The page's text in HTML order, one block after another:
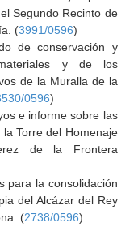
Segundo Recinto de
(3991/0596)
de conservación y
y de los
de la Muralla de la
0596)
e informe sobre las
Torre del Homenaje
de la Frontera
para la consolidación
del Alcázar del Rey
(2738/0596)